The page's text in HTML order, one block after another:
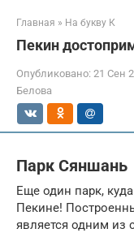
Главная » На букву К
Пекин
Опубликовано: 21 Сен
Белова
Парк Сяншань
Еще один парк,
Пекине!
является одним из